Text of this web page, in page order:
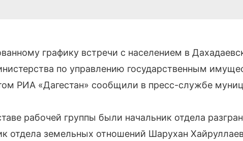
графику встречи с населением в
по управлению государственным
РИА «Дагестан» сообщили в пресс-службе
рабочей группы были начальник отдела
отдела земельных отношений Шарухан